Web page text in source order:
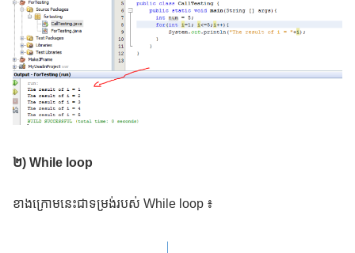
២) While loop
ខាងក្រោមនេះជាទម្រង់របស់ While loop ៖